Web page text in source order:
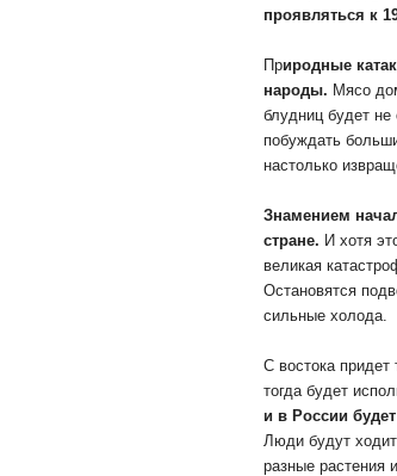
проявляться к
Природные
народы. Мясо
блудниц будет не
побуждать
настолько
Знамением
стране. И хотя
великая
Остановятся
сильные холода.
С востока
тогда будет
и в России
Люди будут
разные растения